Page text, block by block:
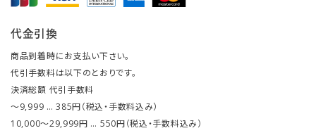
代金引換
商品到着時にお支払い下さい。
代引手数料は以下のとおりです。
決済総額 代引手数料
～9,999 … 385円（税込・手数料込み）
10,000～29,999円 … 550円（税込・手数料込み）